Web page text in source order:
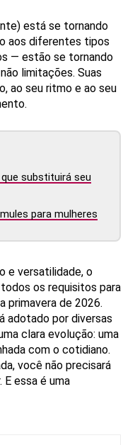
está se tornando
aos diferentes tipos
— estão se tornando
limitações. Suas
ao seu ritmo e ao seu
substituirá seu
para mulheres
e versatilidade, o
os requisitos para
primavera de 2026.
adotado por diversas
clara evolução: uma
com o cotidiano.
você não precisará
essa é uma